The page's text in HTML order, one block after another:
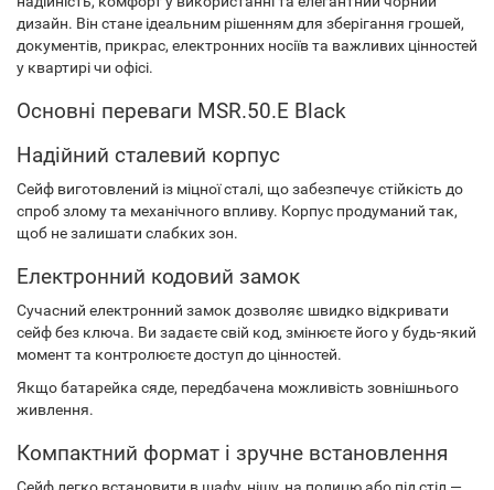
дизайн. Він стане ідеальним рішенням для зберігання грошей,
документів, прикрас, електронних носіїв та важливих цінностей
у квартирі чи офісі.
Основні переваги MSR.50.E Black
Надійний сталевий корпус
Сейф виготовлений із міцної сталі, що забезпечує стійкість до
спроб злому та механічного впливу. Корпус продуманий так,
щоб не залишати слабких зон.
Електронний кодовий замок
Сучасний електронний замок дозволяє швидко відкривати
сейф без ключа. Ви задаєте свій код, змінюєте його у будь-який
момент та контролюєте доступ до цінностей.
Якщо батарейка сяде, передбачена можливість зовнішнього
живлення.
Компактний формат і зручне встановлення